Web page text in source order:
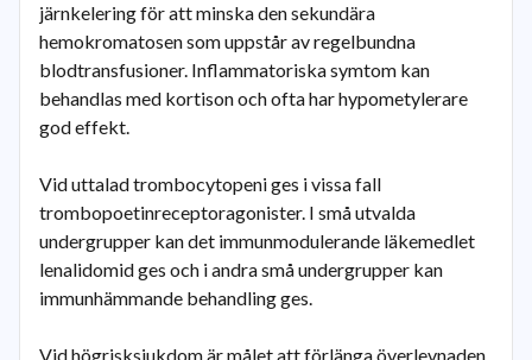
järnkelering för att minska den sekundära
hemokromatosen som uppstår av regelbundna
blodtransfusioner. Inflammatoriska symtom kan
behandlas med kortison och ofta har hypometylerare
god effekt.
Vid uttalad trombocytopeni ges i vissa fall
trombopoetinreceptoragonister. I små utvalda
undergrupper kan det immunmodulerande läkemedlet
lenalidomid ges och i andra små undergrupper kan
immunhämmande behandling ges.
Vid högrisksjukdom är målet att förlänga överlevnaden